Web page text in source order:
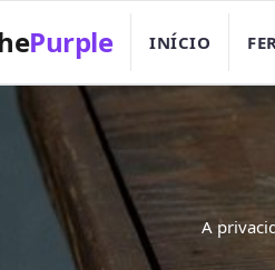
Purple INÍCIO
A